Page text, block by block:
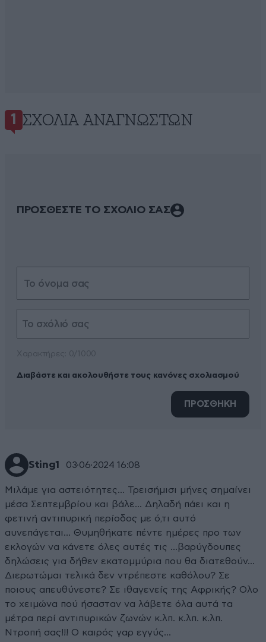
1 ΣΧΌΛΙΑ ΑΝΑΓΝΩΣΤΏΝ
ΠΡΟΣΘΕΣΤΕ ΤΟ ΣΧΟΛΙΟ ΣΑΣ
Διαβάστε και ακολουθήστε τους κανόνες σχολιασμού
ΠΡΟΣΘΗΚΗ
Sting1 03·06·2024 16:08
Μιλάμε για αστειότητες... Τρεισήμισι μήνες σημαίνει
μέσα Σεπτεμβρίου και βάλε... Δηλαδή πάει και η
φετινή αντιπυρική περίοδος με ό,τι αυτό
αυνεπάγεται... Θυμηθήκατε πέντε ημέρες προ των
εκλογών να κάνετε όλες αυτές τις ...βαρύγδουπες
δηλώσεις για δήθεν εκατομμύρια που θα διατεθούν...
Διερωτώμαι τελικά δεν ντρέπεστε καθόλου? Σε
ποιους απευθύνεστε? Σε ιθαγενείς της Αφρικής? Ολο
το χειμώνα πού ήσασταν να λάβετε όλα αυτά τα
μέτρα περί αντιπυρικών ζωνών κ.λπ. κ.λπ. κ.λπ.
Ντροπή σας!!! Ο καιρός γαρ εγγύς...